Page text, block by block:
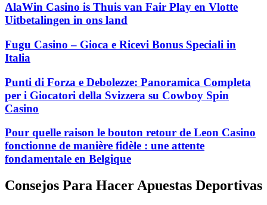
AlaWin Casino is Thuis van Fair Play en Vlotte
Uitbetalingen in ons land
Fugu Casino – Gioca e Ricevi Bonus Speciali in
Italia
Punti di Forza e Debolezze: Panoramica Completa
per i Giocatori della Svizzera su Cowboy Spin
Casino
Pour quelle raison le bouton retour de Leon Casino
fonctionne de manière fidèle : une attente
fondamentale en Belgique
Consejos Para Hacer Apuestas Deportivas